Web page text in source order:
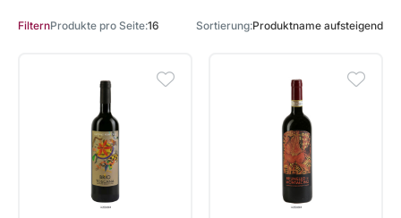
FilternProdukte pro Seite 16 Sortierung Produktname aufsteigend